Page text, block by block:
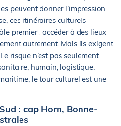
peuvent donner l’impression
ces itinéraires culturels
premier : accéder à des lieux
autrement. Mais ils exigent
risque n’est pas seulement
humain, logistique.
le tour culturel est une
: cap Horn, Bonne-